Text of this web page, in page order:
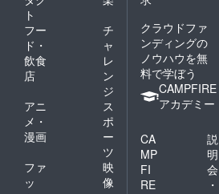
ト
フー
ド・
飲食
店
チ
ャ
レ
ン
ジ
アニ
メ・
漫画
ス
ポ
ー
ツ
ファ
ッ
映
像
クラウドファ
ンディングの
ノウハウを無
料で学ぼう
CAMPFIRE
アカデミー
CA
MP
FI
RE
説
明
会
・